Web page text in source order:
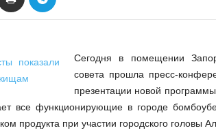
Сегодня в помещении
совета прошла пресс-
презентации новой
все функционирующие в городе
продукта при участии городского головы